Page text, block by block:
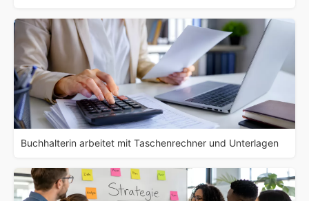
Buchhalterin arbeitet mit Taschenrechner und Unterlagen